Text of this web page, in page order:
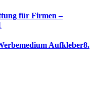
für Firmen –
Aufkleber8.